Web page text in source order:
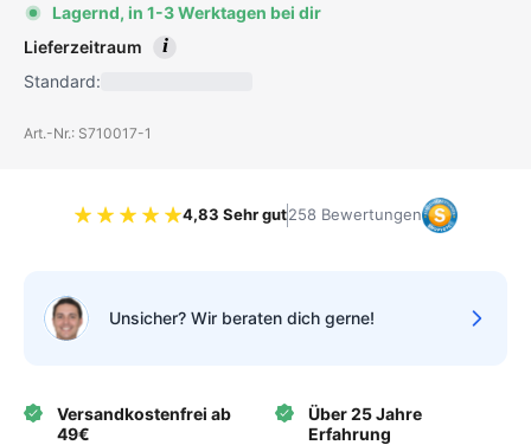
Lagernd, in 1-3 Werktagen bei dir
Lieferzeitraum
i
Standard:
Art.-Nr.: S710017-1
Bewertung 4.83 von 5 Sternen
4,83 Sehr gut258 Bewertungen
Unsicher? Wir beraten dich gerne!
Versandkostenfrei ab
49€
Über 25 Jahre
Erfahrung